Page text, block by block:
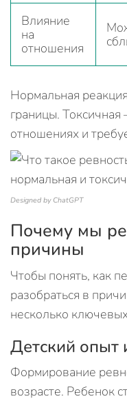
Влияние
на
отношения
Нормальная
границы. Токсичная
отношениях и
Designed by ChatGPT
Почему мы
причины
Чтобы понять, как
разобраться в
несколько
Детский опыт
Формирование
возрасте. Ребенок